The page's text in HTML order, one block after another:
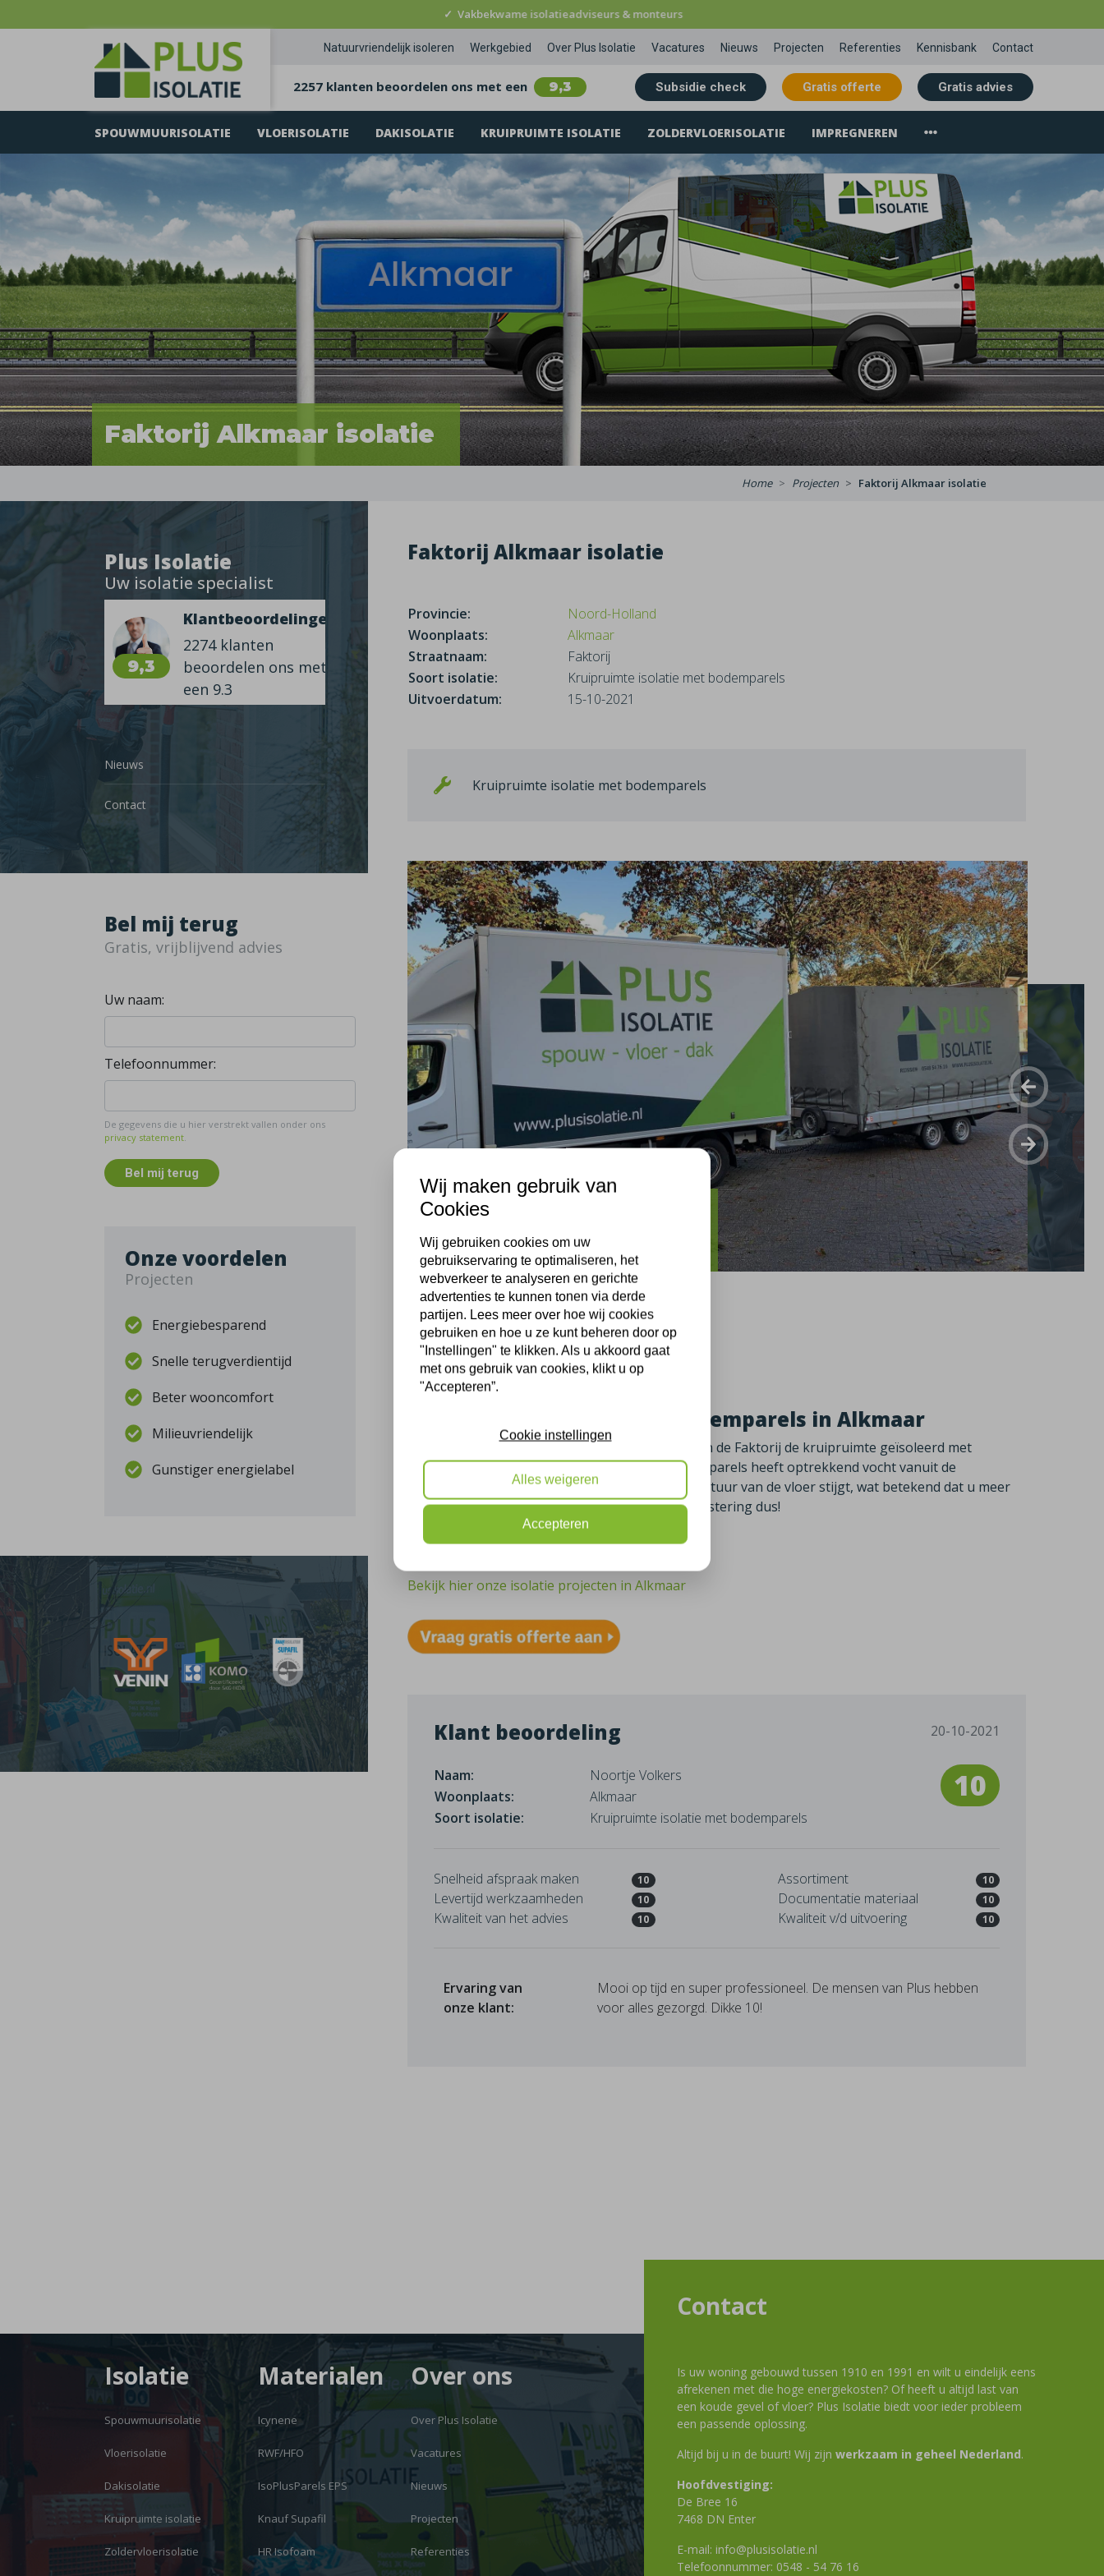
✓ Vakbekwame isolatieadviseurs & monteurs
Natuurvriendelijk isoleren Werkgebied Over Plus Isolatie Vacatures Nieuws Projecten Referenties Kennisbank Contact
2257 klanten beoordelen ons met een 9,3 Subsidie check Gratis offerte Gratis advies
SPOUWMUURISOLATIE VLOERISOLATIE DAKISOLATIE KRUIPRUIMTE ISOLATIE ZOLDERVLOERISOLATIE IMPREGNEREN
Faktorij Alkmaar isolatie
Home Projecten Faktorij Alkmaar isolatie
Plus Isolatie
Uw isolatie specialist
9,3
Klantbeoordelingen
2274 klanten
beoordelen ons met
een 9.3
Nieuws
Contact
Bel mij terug
Gratis, vrijblijvend advies
Uw naam:
Telefoonnummer:
De gegevens die u hier verstrekt vallen onder ons
privacy statement.
Bel mij terug
Onze voordelen
Projecten
Energiebesparend
Snelle terugverdientijd
Beter wooncomfort
Milieuvriendelijk
Gunstiger energielabel
Faktorij Alkmaar isolatie
Provincie:
Noord-Holland
Woonplaats:
Alkmaar
Straatnaam:
Faktorij
Soort isolatie:
Kruipruimte isolatie met bodemparels
Uitvoerdatum:
15-10-2021
Kruipruimte isolatie met bodemparels
Alkmaar
Faktorij Alkmaar isolatie
Alkmaar, 15-10-2021
Kruipruimte isolatie met bodemparels in Alkmaar
Plus Isolatie heeft bij deze woning in Alkmaar aan de Faktorij de kruipruimte geïsoleerd met
bodemparels. Door het isoleren met deze bodemparels heeft optrekkend vocht vanuit de
kruipruimte geen kans meer. De gevoelstemperatuur van de vloer stijgt, wat betekend dat u meer
wooncomfort zult gaan ervaren. Een slimme investering dus!
Meer informatie over bodemisolatie
Bekijk hier onze isolatie projecten in Alkmaar
Klant beoordeling 20-10-2021
Naam:
Noortje Volkers
Woonplaats:
Alkmaar
Soort isolatie:
Kruipruimte isolatie met bodemparels
10
Snelheid afspraak maken 10 Assortiment 10
Levertijd werkzaamheden 10 Documentatie materiaal 10
Kwaliteit van het advies 10 Kwaliteit v/d uitvoering 10
Ervaring van
onze klant:
Mooi op tijd en super professioneel. De mensen van Plus hebben
voor alles gezorgd. Dikke 10!
Isolatie
Spouwmuurisolatie
Vloerisolatie
Dakisolatie
Kruipruimte isolatie
Zoldervloerisolatie
Materialen
Icynene
RWF/HFO
IsoPlusParels EPS
Knauf Supafil
HR Isofoam
Over ons
Over Plus Isolatie
Vacatures
Nieuws
Projecten
Referenties
Contact
Is uw woning gebouwd tussen 1910 en 1991 en wilt u eindelijk eens
afrekenen met die hoge energiekosten? Of heeft u altijd last van
een koude gevel of vloer? Plus Isolatie biedt voor ieder probleem
een passende oplossing.
Altijd bij u in de buurt! Wij zijn werkzaam in geheel Nederland.
Hoofdvestiging:
De Bree 16
7468 DN Enter
E-mail: info@plusisolatie.nl
Telefoonnummer: 0548 - 54 76 16
Wij maken gebruik van
Cookies
Wij gebruiken cookies om uw
gebruikservaring te optimaliseren, het
webverkeer te analyseren en gerichte
advertenties te kunnen tonen via derde
partijen. Lees meer over hoe wij cookies
gebruiken en hoe u ze kunt beheren door op
"Instellingen" te klikken. Als u akkoord gaat
met ons gebruik van cookies, klikt u op
"Accepteren”.
Cookie instellingen
Alles weigeren
Accepteren